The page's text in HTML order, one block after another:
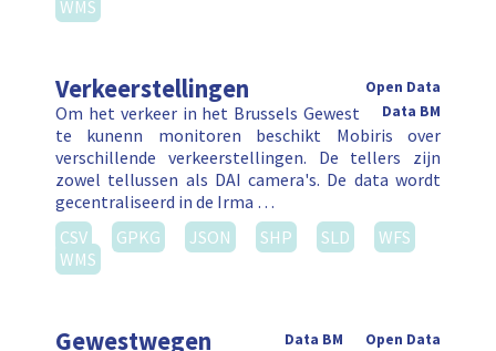
WMS
Verkeerstellingen
Open Data
Data BM
Om het verkeer in het Brussels Gewest
te kunenn monitoren beschikt Mobiris over
verschillende verkeerstellingen. De tellers zijn
zowel tellussen als DAI camera's. De data wordt
gecentraliseerd in de Irma …
CSV
GPKG JSON SHP SLD
WFS
WMS
Gewestwegen Open Data
Data BM